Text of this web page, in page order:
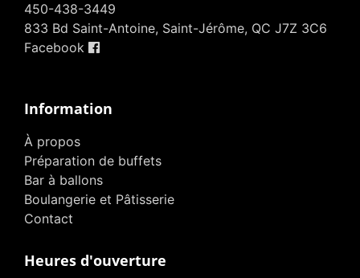
450-438-3449
833 Bd Saint-Antoine, Saint-Jérôme, QC J7Z 3C6
Facebook
Information
À propos
Préparation de buffets
Bar à ballons
Boulangerie et Pâtisserie
Contact
Heures d'ouverture